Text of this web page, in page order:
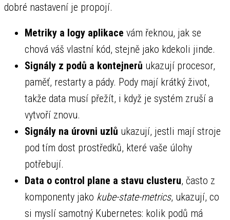
dobré nastavení je propojí.
Metriky a logy aplikace vám řeknou, jak se
chová váš vlastní kód, stejně jako kdekoli jinde.
Signály z podů a kontejnerů ukazují procesor,
paměť, restarty a pády. Pody mají krátký život,
takže data musí přežít, i když je systém zruší a
vytvoří znovu.
Signály na úrovni uzlů ukazují, jestli mají stroje
pod tím dost prostředků, které vaše úlohy
potřebují.
Data o control plane a stavu clusteru, často z
komponenty jako kube-state-metrics, ukazují, co
si myslí samotný Kubernetes: kolik podů má